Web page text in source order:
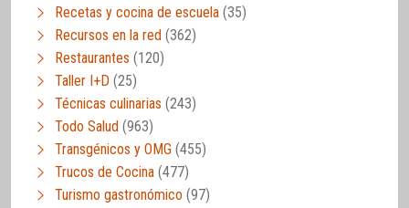
Recetas y cocina de escuela (35)
Recursos en la red (362)
Restaurantes (120)
Taller I+D (25)
Técnicas culinarias (243)
Todo Salud (963)
Transgénicos y OMG (455)
Trucos de Cocina (477)
Turismo gastronómico (97)